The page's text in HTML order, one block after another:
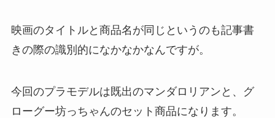
映画のタイトルと商品名が同じというのも記事書
きの際の識別的になかなかなんですが。
今回のプラモデルは既出のマンダロリアンと、グ
ローグー坊っちゃんのセット商品になります。